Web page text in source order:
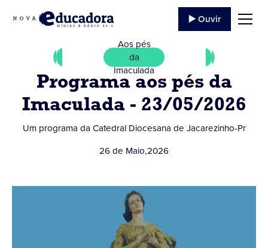
▶️ Ouvir
Aos pés
da
Imaculada
Programa aos pés da
Imaculada - 23/05/2026
Um programa da Catedral Diocesana de Jacarezinho-Pr
26 de Maio,2026